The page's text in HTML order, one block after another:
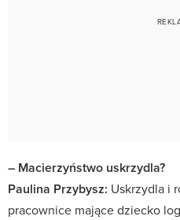
– Macierzyństwo uskrzydla?
Paulina Przybysz: Uskrzydla i
pracownice mające dziecko